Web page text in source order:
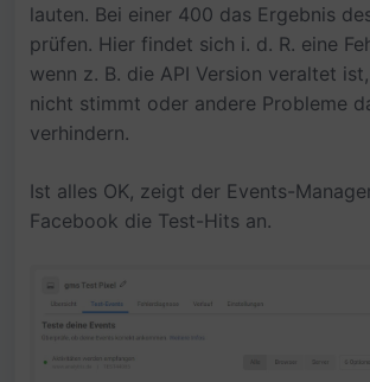
lauten. Bei einer 400 das Ergebnis
prüfen. Hier findet sich i. d. R. eine
wenn z. B. die API Version veraltet
nicht stimmt oder andere Probleme
verhindern.
Ist alles OK, zeigt der Events-
Facebook die Test-Hits an.